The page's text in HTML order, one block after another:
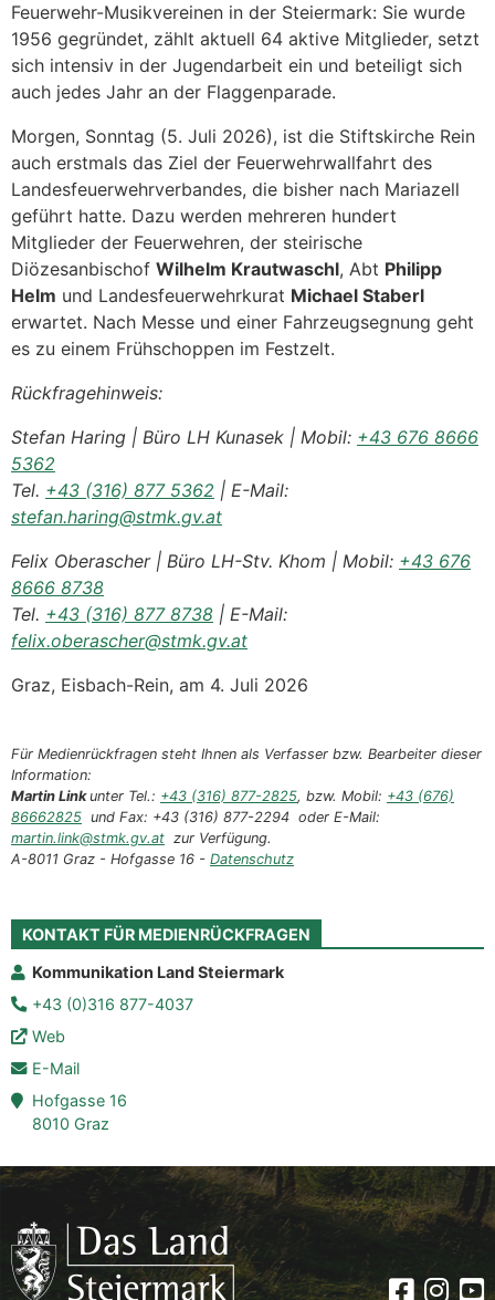
Feuerwehr-Musikvereinen in der Steiermark: Sie wurde
1956 gegründet, zählt aktuell 64 aktive Mitglieder, setzt
sich intensiv in der Jugendarbeit ein und beteiligt sich
auch jedes Jahr an der Flaggenparade.
Morgen, Sonntag (5. Juli 2026), ist die Stiftskirche Rein
auch erstmals das Ziel der Feuerwehrwallfahrt des
Landesfeuerwehrverbandes, die bisher nach Mariazell
geführt hatte. Dazu werden mehreren hundert
Mitglieder der Feuerwehren, der steirische
Diözesanbischof Wilhelm Krautwaschl, Abt Philipp
Helm und Landesfeuerwehrkurat Michael Staberl
erwartet. Nach Messe und einer Fahrzeugsegnung geht
es zu einem Frühschoppen im Festzelt.
Rückfragehinweis:
Stefan Haring | Büro LH Kunasek | Mobil: +43 676 8666
5362
Tel. +43 (316) 877 5362 | E-Mail:
stefan.haring@stmk.gv.at
Felix Oberascher | Büro LH-Stv. Khom | Mobil: +43 676
8666 8738
Tel. +43 (316) 877 8738 | E-Mail:
felix.oberascher@stmk.gv.at
Graz, Eisbach-Rein, am 4. Juli 2026
Für Medienrückfragen steht Ihnen als Verfasser bzw. Bearbeiter dieser
Information:
Martin Linkunter Tel.: +43 (316) 877-2825, bzw. Mobil: +43 (676)
86662825 und Fax: +43 (316) 877-2294 oder E-Mail:
martin.link@stmk.gv.at zur Verfügung.
A-8011 Graz - Hofgasse 16 - Datenschutz
KONTAKT FÜR MEDIENRÜCKFRAGEN
Kommunikation Land Steiermark
+43 (0)316 877-4037
Web
E-Mail
Hofgasse 16
8010 Graz